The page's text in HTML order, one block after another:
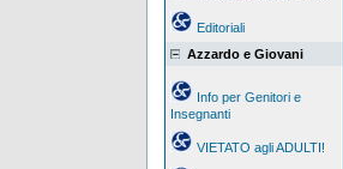
Editoriali
Azzardo e Giovani
Info per Genitori e
Insegnanti
VIETATO agli ADULTI!